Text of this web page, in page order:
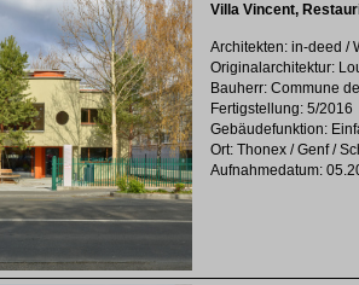
Villa Vincent,
Architekten: in-deed /
Originalarchitektur:
Bauherr: Commune
Fertigstellung: 5/2016
Gebäudefunktion:
Ort: Thonex / Genf /
Aufnahmedatum: